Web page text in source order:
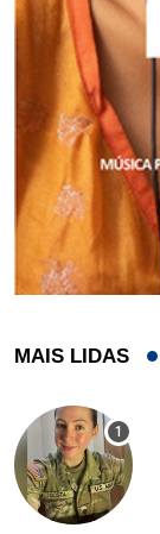
MAIS LIDAS